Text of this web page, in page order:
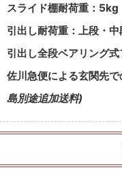
スライド棚耐荷重：5kg
引出し耐荷重：上段・
引出し全段ベアリング
佐川急便による玄関先で
島別途追加送料)